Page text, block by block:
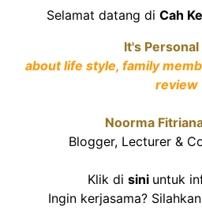
Selamat datang di Cah
It's Personal
about life style, family
review
Noorma
Blogger, Lecturer &
Klik di sini untuk
Ingin kerjasama?